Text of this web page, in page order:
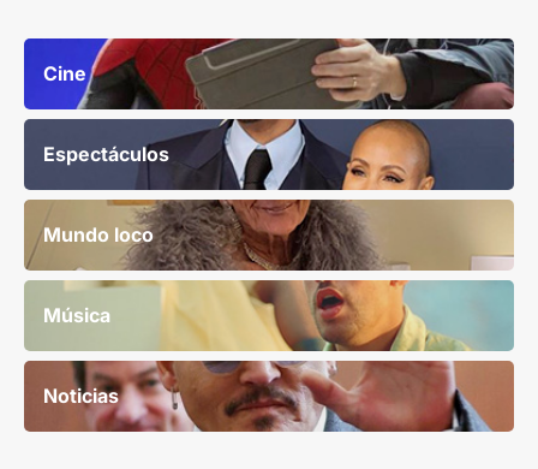
Cine
Espectáculos
Mundo loco
Música
Noticias